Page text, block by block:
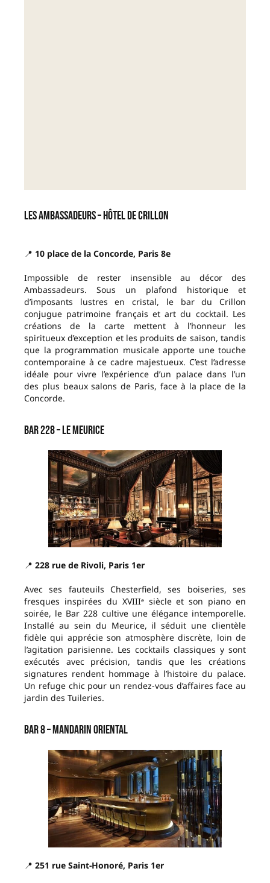
Les Ambassadeurs – Hôtel de Crillon
📍 10 place de la Concorde, Paris 8e
Impossible de rester insensible au décor des
Ambassadeurs. Sous un plafond historique et
d’imposants lustres en cristal, le bar du Crillon
conjugue patrimoine français et art du cocktail. Les
créations de la carte mettent à l’honneur les
spiritueux d’exception et les produits de saison, tandis
que la programmation musicale apporte une touche
contemporaine à ce cadre majestueux. C’est l’adresse
idéale pour vivre l’expérience d’un palace dans l’un
des plus beaux salons de Paris, face à la place de la
Concorde.
Bar 228 – Le Meurice
📍 228 rue de Rivoli, Paris 1er
Avec ses fauteuils Chesterfield, ses boiseries, ses
fresques inspirées du XVIIIᵉ siècle et son piano en
soirée, le Bar 228 cultive une élégance intemporelle.
Installé au sein du Meurice, il séduit une clientèle
fidèle qui apprécie son atmosphère discrète, loin de
l’agitation parisienne. Les cocktails classiques y sont
exécutés avec précision, tandis que les créations
signatures rendent hommage à l’histoire du palace.
Un refuge chic pour un rendez-vous d’affaires face au
jardin des Tuileries.
Bar 8 – Mandarin Oriental
📍 251 rue Saint-Honoré, Paris 1er